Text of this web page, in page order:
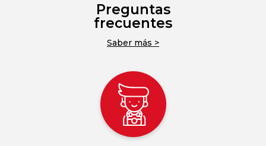
Preguntas
frecuentes
Saber más >